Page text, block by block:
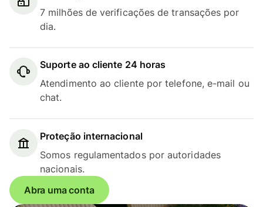
7 milhões de verificações de transações por
dia.
Suporte ao cliente 24 horas
Atendimento ao cliente por telefone, e-mail ou
chat.
Proteção internacional
Somos regulamentados por autoridades
nacionais.
Abra uma conta